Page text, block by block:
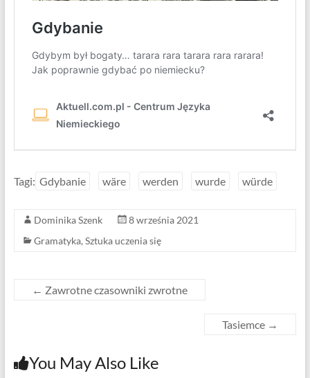
Tagi: Gdybanie wäre werden wurde würde
Dominika Szenk
8 września 2021
Gramatyka, Sztuka uczenia się
← Zawrotne czasowniki zwrotne
Tasiemce →
You May Also Like